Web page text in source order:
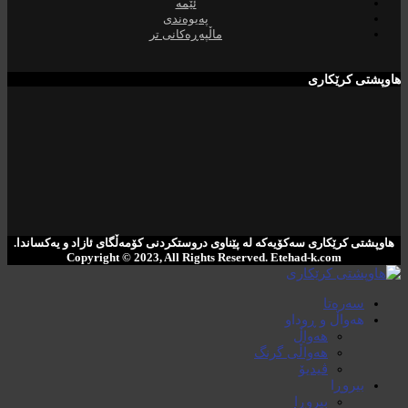
ئێمە
پەیوەندی
ماڵپەڕەکانی تر
هاوپشتی کرێکاری
هاوپشتی کرێکاری سەکۆیەکە لە پێناوی دروستکردنی کۆمەڵگای ئازاد و یەکساندا.
Copyright © 2023, All Rights Reserved. ‌Etehad-k.com
سەرەتا
هەواڵ و ڕوداو
هەواڵ
هەواڵی گرنگ
ڤیدیۆ
بیروڕا
بیروڕا